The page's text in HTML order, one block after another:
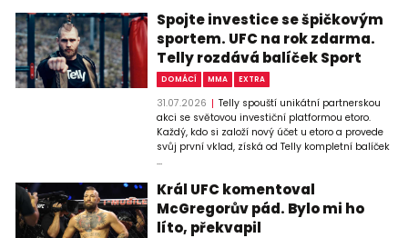
Spojte investice se špičkovým
sportem. UFC na rok zdarma.
Telly rozdává balíček Sport
DOMÁCÍ MMA EXTRA
31.07.2026
Telly spouští unikátní partnerskou
akci se světovou investiční platformou etoro.
Každý, kdo si založí nový účet u etoro a provede
svůj první vklad, získá od Telly kompletní balíček
...
Král UFC komentoval
McGregorův pád. Bylo mi ho
líto, překvapil